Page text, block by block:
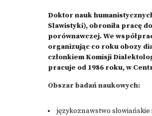
Doktor nauk
Slawistyki), obroniła pracę
porównawczej. We
organizując co roku obozy
członkiem Komisji
pracuje od 1986 roku, w
Obszar badań naukowych:
językoznawstwo słowiańskie